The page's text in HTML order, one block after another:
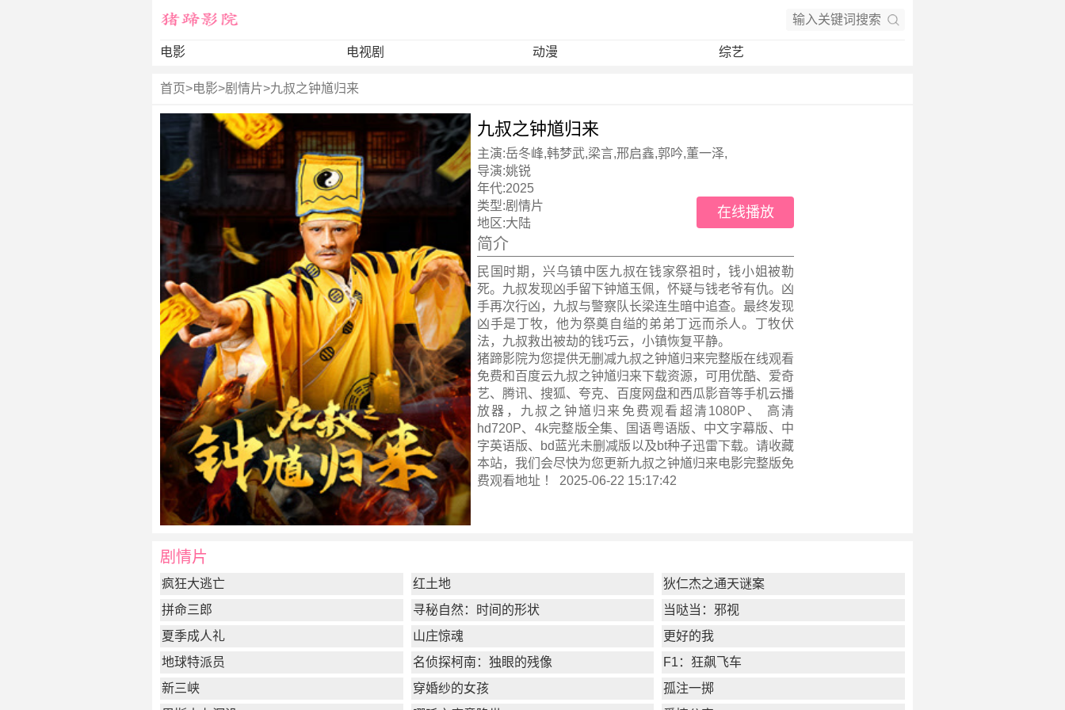
电影 电视剧 动漫 综艺
首页>电影>剧情片>九叔之钟馗归来
九叔之钟馗归来
主演:岳冬峰,韩梦武,梁言,邢启鑫,郭吟,董一泽,
导演:姚锐
年代:2025
类型:剧情片
地区:大陆
在线播放
简介
民国时期，兴乌镇中医九叔在钱家祭祖时，钱小姐被勒
死。九叔发现凶手留下钟馗玉佩，怀疑与钱老爷有仇。凶
手再次行凶，九叔与警察队长梁连生暗中追查。最终发现
凶手是丁牧，他为祭奠自缢的弟弟丁远而杀人。丁牧伏
法，九叔救出被劫的钱巧云，小镇恢复平静。
猪蹄影院为您提供无删减九叔之钟馗归来完整版在线观看
免费和百度云九叔之钟馗归来下载资源，可用优酷、爱奇
艺、腾讯、搜狐、夸克、百度网盘和西瓜影音等手机云播
放器，九叔之钟馗归来免费观看超清1080P、 高清
hd720P、4k完整版全集、国语粤语版、中文字幕版、中
字英语版、bd蓝光未删减版以及bt种子迅雷下载。请收藏
本站，我们会尽快为您更新九叔之钟馗归来电影完整版免
费观看地址 ！ 2025-06-22 15:17:42
剧情片
疯狂大逃亡 红土地
狄仁杰之通天谜案
拼命三郎
寻秘自然：时间的形状
当哒当：邪视
夏季成人礼
山庄惊魂
更好的我
地球特派员
名侦探柯南：独眼的残像
F1：狂飙飞车
新三峡
穿婚纱的女孩
孤注一掷